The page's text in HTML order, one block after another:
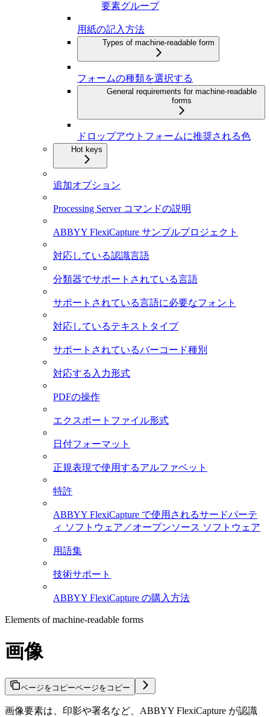
要素グループ
用紙の記入方法
Types of machine-readable form
フォームの種類を選択する
General requirements for machine-readable
forms
ドロップアウトフォームに推奨される色
Hot keys
追加オプション
Processing Server コマンドの説明
ABBYY FlexiCapture サンプルプロジェクト
対応している認識言語
分類器でサポートされている言語
サポートされている言語に必要なフォント
対応しているテキストタイプ
サポートされているバーコード種別
対応する入力形式
PDFの操作
エクスポートファイル形式
日付フォーマット
正規表現で使用するアルファベット
特許
ABBYY FlexiCapture で使用されるサードパーテ
ィ ソフトウェア／オープンソース ソフトウェア
用語集
技術サポート
ABBYY FlexiCapture の購入方法
Elements of machine-readable forms
画像
ページをコピーページをコピー
画像要素は、印影や署名など、ABBYY FlexiCapture が認識